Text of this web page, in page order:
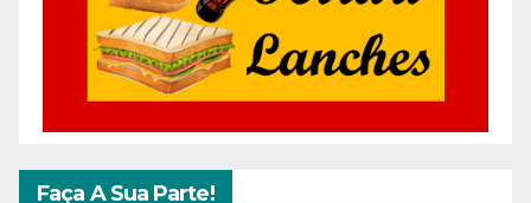
Faça A Sua Parte!